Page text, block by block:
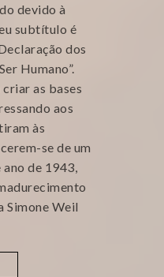
devido à
subtítulo é
dos
Humano”.
as bases
aos
às
se de um
de 1943,
Simone Weil